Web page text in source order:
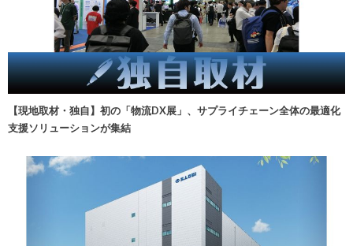
【現地取材・独自】初の「物流DX展」、サプライチェーン全体の最適化
支援ソリューションが集結